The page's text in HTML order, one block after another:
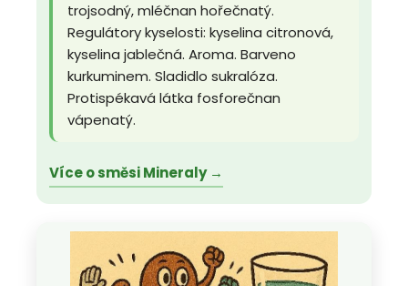
trojsodný, mléčnan hořečnatý.
Regulátory kyselosti: kyselina citronová,
kyselina jablečná. Aroma. Barveno
kurkuminem. Sladidlo sukralóza.
Protispékavá látka fosforečnan
vápenatý.
Více o směsi Mineraly →